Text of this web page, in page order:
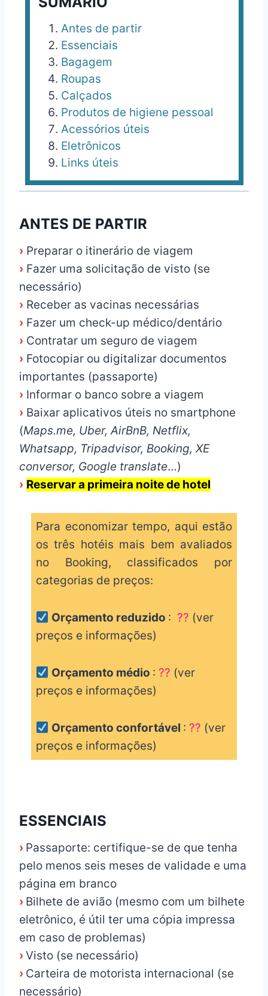
Antes de partir
Essenciais
Bagagem
Roupas
Calçados
Produtos de higiene pessoal
Acessórios úteis
Eletrônicos
Links úteis
ANTES DE PARTIR
› Preparar o itinerário de viagem
› Fazer uma solicitação de visto (se
necessário)
› Receber as vacinas necessárias
› Fazer um check-up médico/dentário
› Contratar um seguro de viagem
› Fotocopiar ou digitalizar documentos
importantes (passaporte)
› Informar o banco sobre a viagem
› Baixar aplicativos úteis no smartphone
(Maps.me, Uber, AirBnB, Netflix,
Whatsapp, Tripadvisor, Booking, XE
conversor, Google translate…)
› Reservar a primeira noite de hotel
Para economizar tempo, aqui estão
os três hotéis mais bem avaliados
no Booking, classificados por
categorias de preços:
Orçamento reduzido : ?? (ver
preços e informações)
Orçamento médio : ?? (ver
preços e informações)
Orçamento confortável : ?? (ver
preços e informações)
ESSENCIAIS
› Passaporte: certifique-se de que tenha
pelo menos seis meses de validade e uma
página em branco
› Bilhete de avião (mesmo com um bilhete
eletrônico, é útil ter uma cópia impressa
em caso de problemas)
›Visto (se necessário)
› Carteira de motorista internacional (se
necessário)